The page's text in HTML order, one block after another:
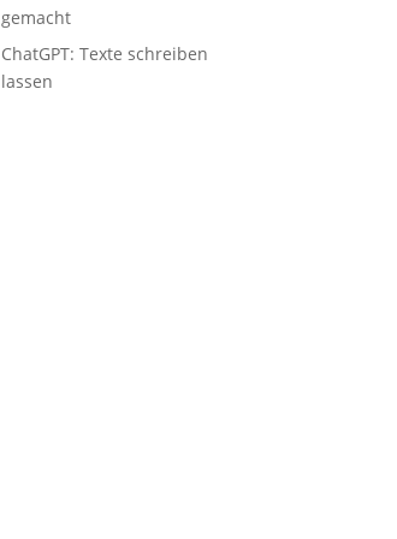
gemacht
ChatGPT: Tex­te schrei­ben
lassen